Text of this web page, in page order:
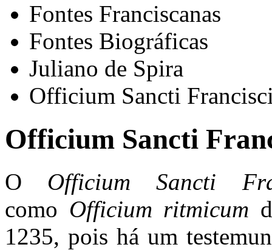
Fontes Franciscanas
Fontes Biográficas
Juliano de Spira
Officium Sancti
Officium Sancti
O Officium Sancti
como Officium ritmicum
1235, pois há um